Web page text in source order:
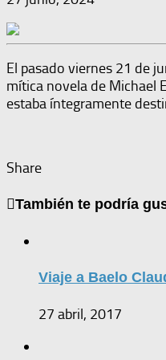
El pasado viernes 21 de
mítica novela de Michael
estaba íntegramente
Share
También te podría
Viaje a Baelo
27 abril, 2017